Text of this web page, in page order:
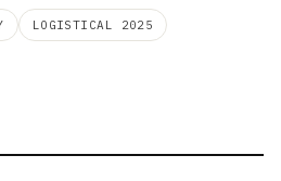
LOGISTICAL 2025